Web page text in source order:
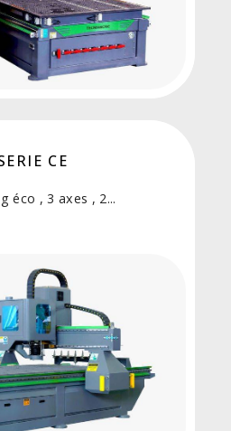
CE
éco , 3 axes , 2...